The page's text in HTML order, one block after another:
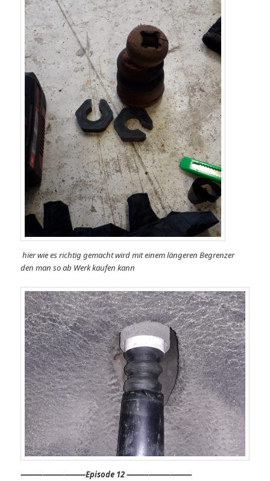
hier wie es richtig gemacht wird mit einem längeren Begrenzer
den man so ab Werk kaufen kann
⸻⸻⸻Episode 12 ⸻⸻⸻